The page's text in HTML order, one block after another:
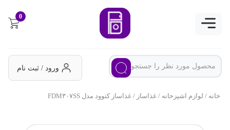
0
ورود / ثبت نام
خانه/ لوازم اشپزخانه/ غذاساز/ غذاساز کنوود مدل FDM۳۰۷SS